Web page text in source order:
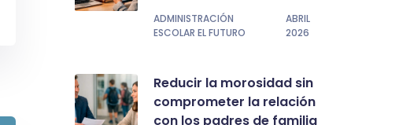
ADMINISTRACIÓN
ESCOLAR EL FUTURO
ABRIL
2026
Reducir la morosidad sin
comprometer la relación
con los padres de familia